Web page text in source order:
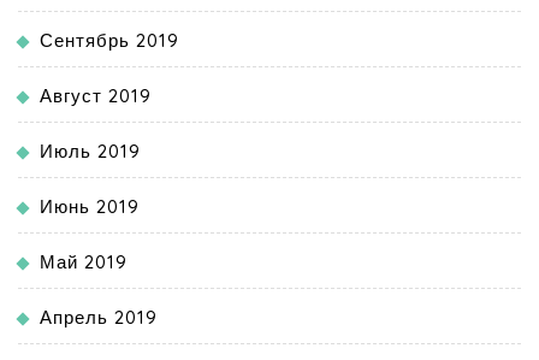
Сентябрь 2019
Август 2019
Июль 2019
Июнь 2019
Май 2019
Апрель 2019